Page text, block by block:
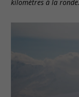
kilomètres à la ronde.